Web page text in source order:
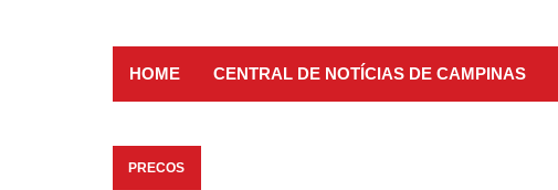
HOME CENTRAL DE NOTÍCIAS DE CAMPINAS
PRECOS